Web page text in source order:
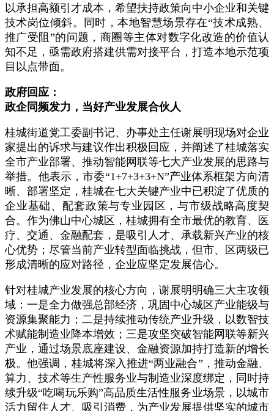
以承担高额引才成本，希望扶持政策向中小企业和关键
技术岗位倾斜。同时，本地智慧场景存在“技术成熟、
推广受阻”的问题，商圈等主体对数字化改造的价值认
知不足，亟需政府搭建供需对接平台，打造本地示范项
目以点带面。
政府回应：
政企同频发力，当好产业发展合伙人
桂城街道党工委副书记、办事处主任谢展明现场对企业
家提出的诉求与建议作出积极回应，并阐述了桂城落实
全市产业部署、推动智能网联等七大产业发展的思路与
举措。他表示，市委“1+7+3+3+N”产业体系框架方向清
晰、部署坚定，桂城在七大关键产业中已积淀了优质的
企业基础、配套政策与专业园区，与市级战略高度契
合。作为佛山中心城区，桂城拥有全市最优的教育、医
疗、交通、金融配套，是吸引人才、承载新兴产业的核
心优势；尽管当前产业转型面临挑战，但市、区两级已
形成清晰的应对路径，企业应坚定发展信心。
针对桂城产业发展的核心方向，谢展明明确三大主攻领
域：一是全力做强总部经济，巩固中心城区产业能级与
资源集聚能力；二是持续推动传统产业升级，以数智技
术赋能制造业降本增效；三是攻坚突破智能网联等新兴
产业，通过场景底座建设、金融资源加持打造新的增长
极。他强调，桂城将深入推进“两业融合”，推动金融、
算力、技术等生产性服务业与制造业深度绑定，同时持
续升级“吃喝玩乐购”高品质生活性服务业场景，以城市
活力留住人才、吸引消费，为产业发展提供坚实的城市